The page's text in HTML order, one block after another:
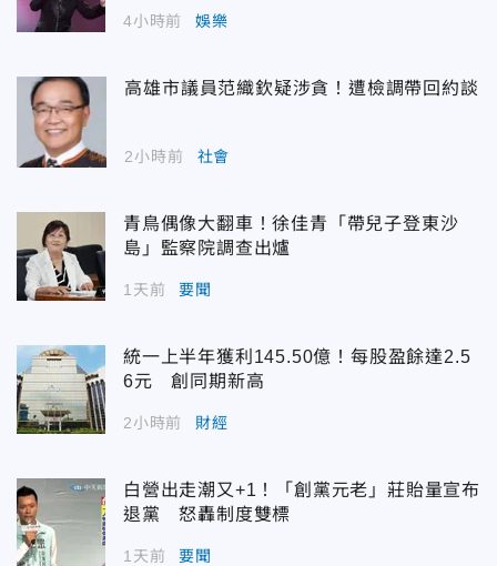
4小時前 娛樂
高雄市議員范織欽疑涉貪！遭檢調帶回約談
2小時前 社會
青鳥偶像大翻車！徐佳青「帶兒子登東沙
島」監察院調查出爐
1天前 要聞
統一上半年獲利145.50億！每股盈餘達2.5
6元 創同期新高
2小時前 財經
白營出走潮又+1！「創黨元老」莊貽量宣布
退黨 怒轟制度雙標
1天前 要聞